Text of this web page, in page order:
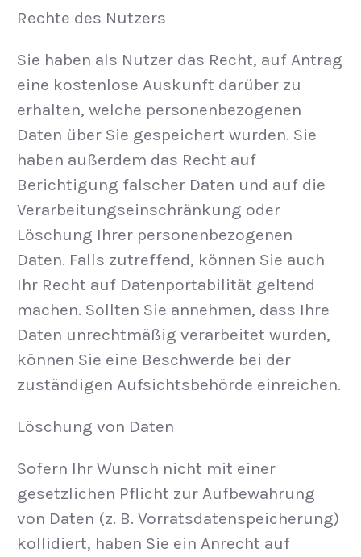
Rechte des Nutzers
Sie haben als Nutzer das Recht, auf Antrag
eine kostenlose Auskunft darüber zu
erhalten, welche personenbezogenen
Daten über Sie gespeichert wurden. Sie
haben außerdem das Recht auf
Berichtigung falscher Daten und auf die
Verarbeitungseinschränkung oder
Löschung Ihrer personenbezogenen
Daten. Falls zutreffend, können Sie auch
Ihr Recht auf Datenportabilität geltend
machen. Sollten Sie annehmen, dass Ihre
Daten unrechtmäßig verarbeitet wurden,
können Sie eine Beschwerde bei der
zuständigen Aufsichtsbehörde einreichen.
Löschung von Daten
Sofern Ihr Wunsch nicht mit einer
gesetzlichen Pflicht zur Aufbewahrung
von Daten (z. B. Vorratsdatenspeicherung)
kollidiert, haben Sie ein Anrecht auf